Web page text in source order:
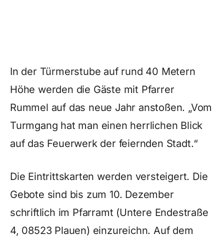
In der Türmerstube auf rund 40 Metern
Höhe werden die Gäste mit Pfarrer
Rummel auf das neue Jahr anstoßen. „Vom
Turmgang hat man einen herrlichen Blick
auf das Feuerwerk der feiernden Stadt.“
Die Eintrittskarten werden versteigert. Die
Gebote sind bis zum 10. Dezember
schriftlich im Pfarramt (Untere Endestraße
4, 08523 Plauen) einzureichn. Auf dem